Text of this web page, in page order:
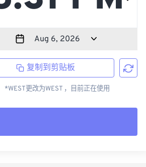
复制到剪贴板
*WEST更改为WEST ，目前正在使用